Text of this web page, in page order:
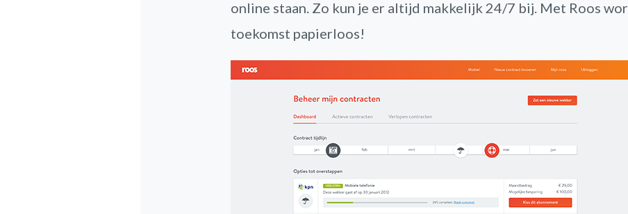
online staan. Zo kun je er altijd makkelijk 24/7 bij. Met Roos
toekomst papierloos!